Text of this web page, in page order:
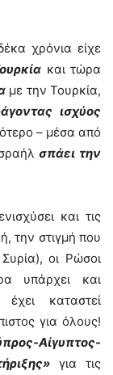
χρόνια είχε
και τώρα
με την Τουρκία,
ισχύος
– μέσα από
σπάει την
και τις
την στιγμή που
οι Ρώσοι
υπάρχει και
έχει καταστεί
για όλους!
Αίγυπτος-
για τις